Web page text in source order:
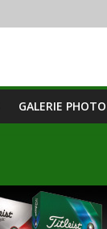
GALERIE PHOTO